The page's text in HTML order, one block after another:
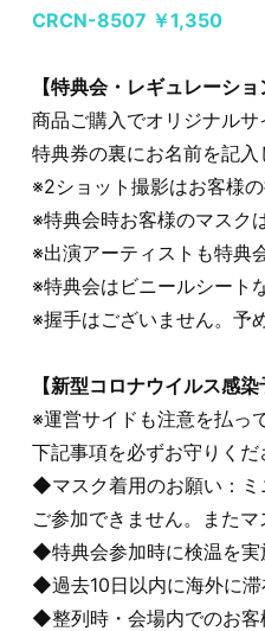
CRCN-8507 ￥1,350
【特典会・レギュレーショ
商品ご購入でオリジナルサ
特典券の裏にお名前を記入
※2ショット撮影はお客様
※特典会時お客様のマスク
※出演アーティストも特典
※特典会はビニールシート
※握手はございません。予
【新型コロナウイルス感
※運営サイドも注意を払っ
下記事項を必ずお守りくだ
◆マスク着用のお願い：ミ
ご参加できません。また
◆特典会参加時に検温を実
◆過去10日以内に海外に滞
◆整列時・会場内でのお客